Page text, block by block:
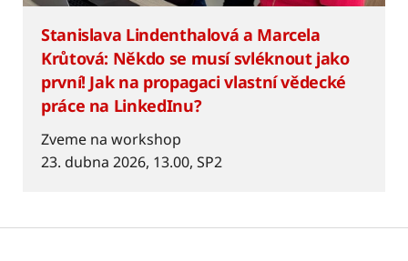
Stanislava Lindenthalová a Marcela
Krůtová: Někdo se musí svléknout jako
první! Jak na propagaci vlastní vědecké
práce na LinkedInu?
Zveme na workshop
23. dubna 2026, 13.00, SP2